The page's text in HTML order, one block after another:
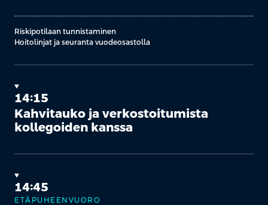
Riskipotilaan tunnistaminen
Hoitolinjat ja seuranta vuodeosastolla
14:15
Kahvitauko ja verkostoitumista
kollegoiden kanssa
14:45
ETÄPUHEENVUORO